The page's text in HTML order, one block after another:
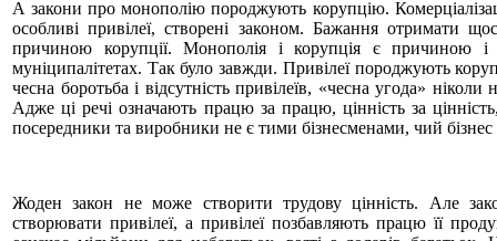
А закони про монополію породжують корупцію.
особливі привілеї, створені законом. Бажання отримати
причиною корупції. Монополія і корупція є
муніципалітетах. Так було завжди. Привілеї породжують
чесна боротьба і відсутність привілеїв, «чесна угода»
Адже ці речі означають працю за працю, цінність за
посередники та виробники не є тими бізнесменами, чий бізнес
Жоден закон не може створити трудову цінність. Але
створювати привілеї, а привілеї позбавляють працю її